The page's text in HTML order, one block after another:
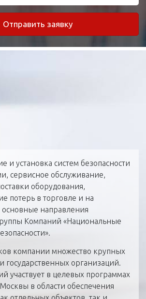
и установка систем безопасности
сервисное обслуживание,
оборудования,
потерь в торговле и на
основные направления
Компаний «Национальные
компании множество крупных
государственных организаций.
участвует в целевых программах
в области обеспечения